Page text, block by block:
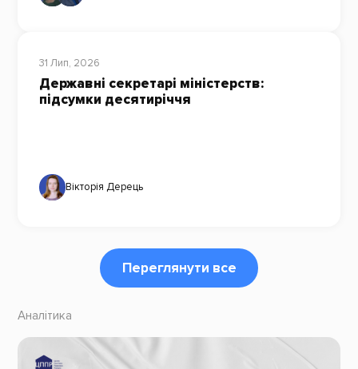
31 Лип, 2026
Державні секретарі міністерств:
підсумки десятиріччя
Вікторія Дерець
Переглянути все
Аналітика